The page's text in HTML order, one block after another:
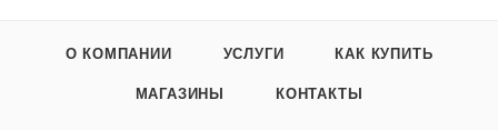
О КОМПАНИИ УСЛУГИ КАК КУПИТЬ
МАГАЗИНЫ КОНТАКТЫ